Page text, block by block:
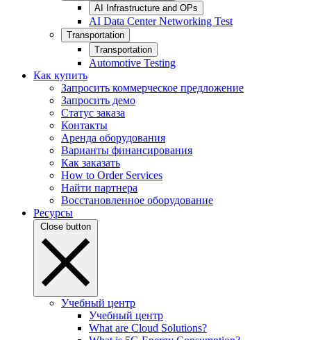
AI Infrastructure and OPs
AI Data Center Networking Test
Transportation
Transportation
Automotive Testing
Как купить
Запросить коммерческое предложение
Запросить демо
Статус заказа
Контакты
Аренда оборудования
Варианты финансирования
Как заказать
How to Order Services
Найти партнера
Восстановленное оборудование
Ресурсы
Close button
Учебный центр
Учебный центр
What are Cloud Solutions?